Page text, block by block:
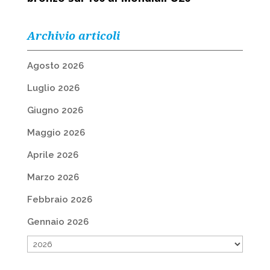
Archivio articoli
Agosto 2026
Luglio 2026
Giugno 2026
Maggio 2026
Aprile 2026
Marzo 2026
Febbraio 2026
Gennaio 2026